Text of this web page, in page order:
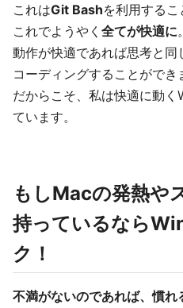
これはGit Bashを利用するこ
これでようやく 全てが快適に。
動作が快適であれば思考と同
コーディングすることができ
だからこそ、私は快適に動
ています。
もしMacの発熱や
持っているなら
ク！
不満がないのであれば、慣